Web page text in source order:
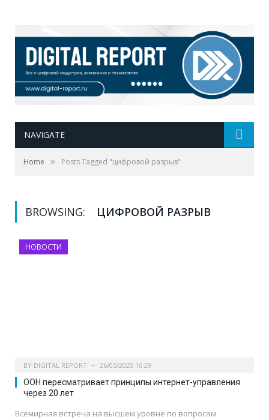
NAVIGATE
Home » Posts Tagged "цифровой разрыв"
BROWSING: ЦИФРОВОЙ РАЗРЫВ
НОВОСТИ
BY DIGITAL REPORT 26/05/2025 16:29
ООН пересматривает принципы интернет-управления
через 20 лет
Всемирная встреча на высшем уровне по вопросам